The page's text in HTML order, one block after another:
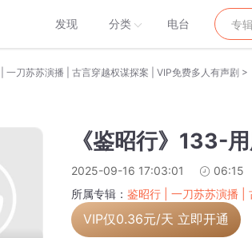
发现 分类 电台
一刀苏苏演播 | 古言穿越权谋探案 | VIP免费多人有声剧 >
《鉴昭行》133-
2025-09-16 17:03:01 06:15
所属专辑： 鉴昭行 | 一刀苏苏演播 |
VIP仅0.36元/天 立即开通